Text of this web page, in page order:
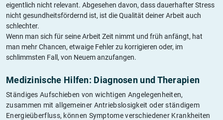
eigentlich nicht relevant. Abgesehen davon, dass dauerhafter Stress
nicht gesundheitsfördernd ist, ist die Qualität deiner Arbeit auch
schlechter.
Wenn man sich für seine Arbeit Zeit nimmt und früh anfängt, hat
man mehr Chancen, etwaige Fehler zu korrigieren oder, im
schlimmsten Fall, von Neuem anzufangen.
Medizinische Hilfen: Diagnosen und Therapien
Ständiges Aufschieben von wichtigen Angelegenheiten,
zusammen mit allgemeiner Antriebslosigkeit oder ständigem
Energieüberfluss, können Symptome verschiedener Krankheiten